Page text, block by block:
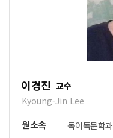
이경진 교수
Kyoung-Jin Lee
원소속 독어독문학과